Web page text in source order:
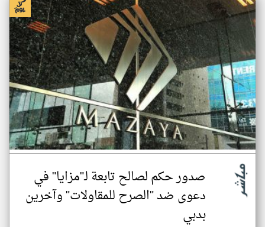
صدور حكم لصالح تابعة لـ"مزايا" في
دعوى ضد "الصرح للمقاولات" وآخرين
بدبي